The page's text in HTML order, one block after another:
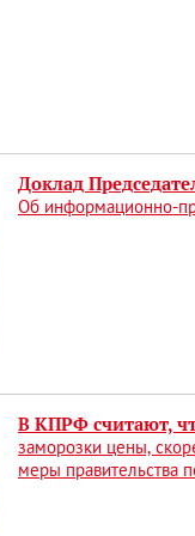
Доклад
Об информационно-
В КПРФ считают,
заморозки цены,
меры правительства